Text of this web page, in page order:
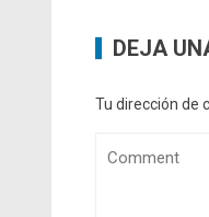
DEJA
Tu dirección de